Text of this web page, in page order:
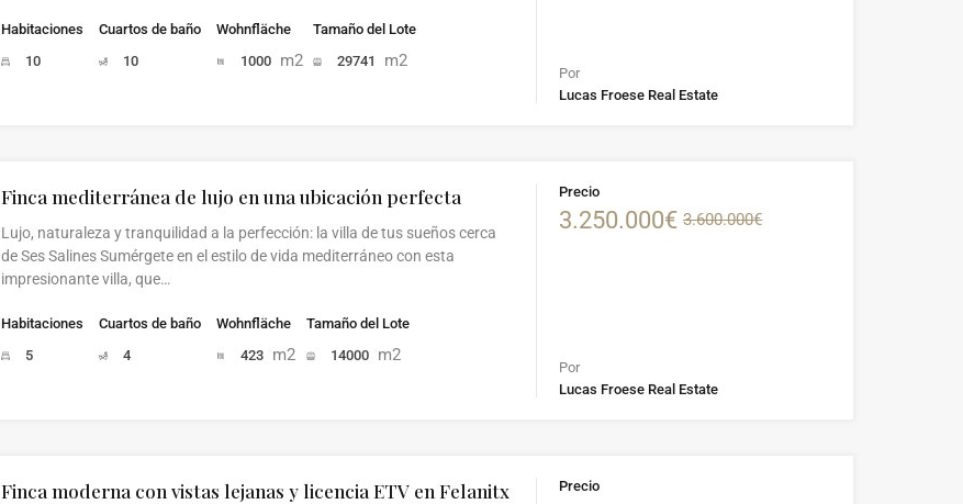
Habitaciones
10
Cuartos de baño
10
Wohnfläche
1000 m2
Tamaño del Lote
29741
m2
Por
Lucas Froese Real Estate
Finca mediterránea de lujo en una ubicación perfecta
Lujo, naturaleza y tranquilidad a la perfección: la villa de tus sueños cerca
de Ses Salines Sumérgete en el estilo de vida mediterráneo con esta
impresionante villa, que…
Habitaciones
5
Cuartos de baño
4
Wohnfläche
423 m2
Tamaño del Lote
14000 m2
Precio
3.250.000€ 3.600.000€
Por
Lucas Froese Real Estate
Finca moderna con vistas lejanas y licencia ETV en Felanitx Precio